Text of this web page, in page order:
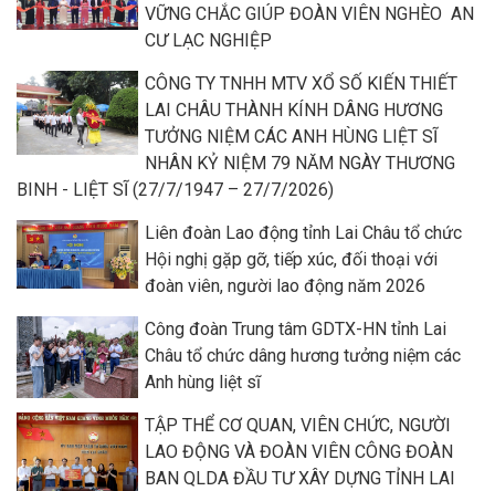
VỮNG CHẮC GIÚP ĐOÀN VIÊN NGHÈO AN
CƯ LẠC NGHIỆP
CÔNG TY TNHH MTV XỔ SỐ KIẾN THIẾT
LAI CHÂU THÀNH KÍNH DÂNG HƯƠNG
TƯỞNG NIỆM CÁC ANH HÙNG LIỆT SĨ
NHÂN KỶ NIỆM 79 NĂM NGÀY THƯƠNG
BINH - LIỆT SĨ (27/7/1947 – 27/7/2026)
Liên đoàn Lao động tỉnh Lai Châu tổ chức
Hội nghị gặp gỡ, tiếp xúc, đối thoại với
đoàn viên, người lao động năm 2026
Công đoàn Trung tâm GDTX-HN tỉnh Lai
Châu tổ chức dâng hương tưởng niệm các
Anh hùng liệt sĩ
TẬP THỂ CƠ QUAN, VIÊN CHỨC, NGƯỜI
LAO ĐỘNG VÀ ĐOÀN VIÊN CÔNG ĐOÀN
BAN QLDA ĐẦU TƯ XÂY DỰNG TỈNH LAI